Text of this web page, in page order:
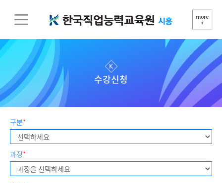
수강신청
구분*
과정*